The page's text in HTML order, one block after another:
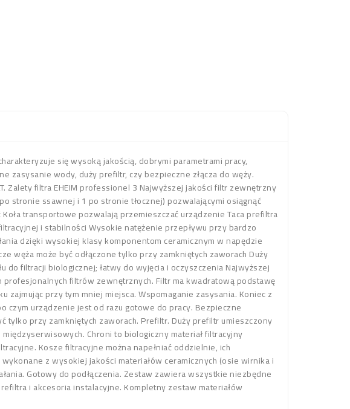
się wysoką jakością, dobrymi parametrami pracy,
zasysanie wody, duży prefiltr, czy bezpieczne złącza do węży.
filtra EHEIM professionel 3 Najwyższej jakości filtr zewnętrzny
stronie ssawnej i 1 po stronie tłocznej) pozwalającymi osiągnąć
transportowe pozwalają przemieszczać urządzenie Taca prefiltra
i stabilności Wysokie natężenie przepływu przy bardzo
dzięki wysokiej klasy komponentom ceramicznym w napędzie
węża może być odłączone tylko przy zamkniętych zaworach Duży
do filtracji biologicznej; łatwy do wyjęcia i oczyszczenia Najwyższej
filtrów zewnętrznych. Filtr ma kwadratową podstawę
przy tym mniej miejsca. Wspomaganie zasysania. Koniec z
czym urządzenie jest od razu gotowe do pracy. Bezpieczne
tylko przy zamkniętych zaworach. Prefiltr. Duży prefiltr umieszczony
Chroni to biologiczny materiał filtracyjny
Kosze filtracyjne można napełniać oddzielnie, ich
z wysokiej jakości materiałów ceramicznych (osie wirnika i
Gotowy do podłączenia. Zestaw zawiera wszystkie niezbędne
i akcesoria instalacyjne. Kompletny zestaw materiałów